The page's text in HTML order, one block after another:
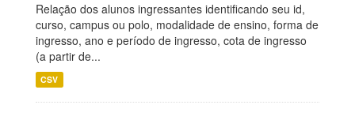
Relação dos alunos ingressantes identificando seu id,
curso, campus ou polo, modalidade de ensino, forma de
ingresso, ano e período de ingresso, cota de ingresso
(a partir de...
CSV